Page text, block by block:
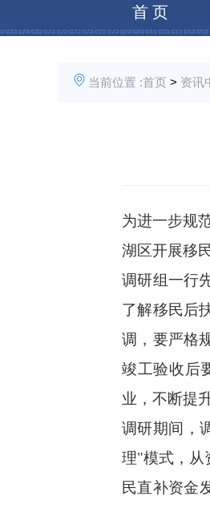
首 页
当前位置 :首页 > 资讯
为进一步规
湖区开展移
调研组一行
了解移民后
调，要严格
竣工验收后
业，不断提
调研期间，
理"模式，从
民直补资金